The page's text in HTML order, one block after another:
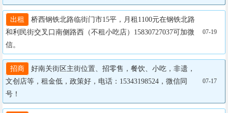
出租
桥西钢铁北路临街门市15平，月租1100元在钢铁北路
和利民街交叉口南侧路西（不租小吃店）15830727037可加微
信。
07-19
招商
好南关街区主街位置、招零售，餐饮、小吃，非遗，
文创店等，租金低，政策好，电话：15343198524，微信同
号！
07-17